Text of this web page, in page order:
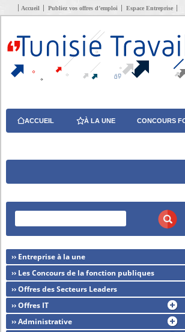
Accueil Publiez vos offres d’emploi Espace Entreprise
ACCUEIL À LA UNE CONCOURS
›› Entreprise à la une
›› Les Concours de la fonction publiques
›› Offres des Secteurs Leaders
›› Offres IT
›› Administrative